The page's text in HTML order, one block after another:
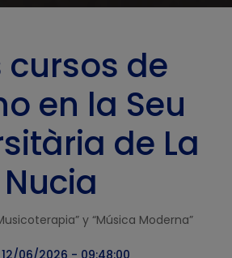
cursos de
en la Seu
de La
Nucia
y “Música Moderna”
06/2026 - 09:48:00